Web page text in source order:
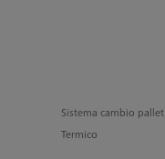
Sistema cambio pallet
Termico